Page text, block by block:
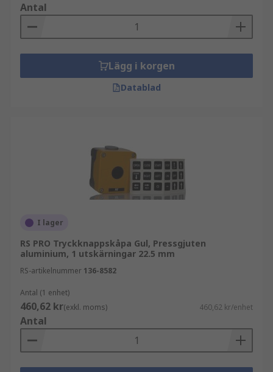
Antal
Lägg i korgen
Datablad
I lager
RS PRO Tryckknappskåpa Gul, Pressgjuten
aluminium, 1 utskärningar 22.5 mm
RS-artikelnummer 136-8582
Antal (1 enhet)
460,62 kr(exkl. moms) 460,62 kr/enhet
Antal